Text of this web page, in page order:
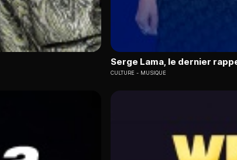
Serge Lama, le dernier
CULTURE MUSIQUE